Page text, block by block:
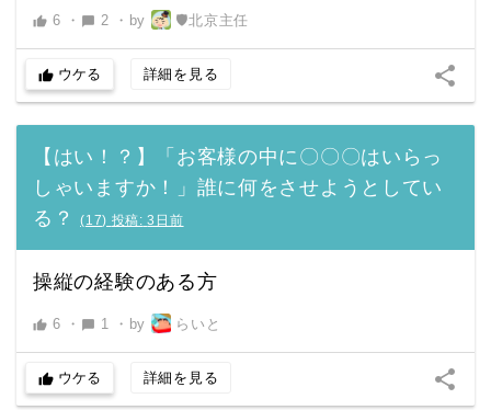
thumb_up 6 ・ chat_bubble 2 ・ by 🛡北京主任
thumb_up ウケる 詳細を見る share
【はい！？】「お客様の中に〇〇〇はいらっ
しゃいますか！」誰に何をさせようとしてい
る？
(17) 投稿: 3日前
操縦の経験のある方
thumb_up 6 ・ chat_bubble 1 ・ by らいと
thumb_up ウケる 詳細を見る share